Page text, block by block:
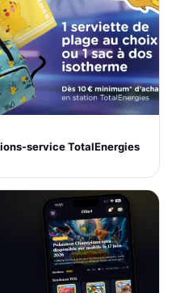
service TotalEnergies